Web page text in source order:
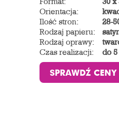
Orientacja:
Ilość stron:
28-
Rodzaj papieru:
Rodzaj oprawy:
Czas realizacji:
do
SPRAWDŹ CENY